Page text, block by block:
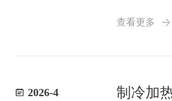
一键实现恒
查看更多
2026-4 制冷加